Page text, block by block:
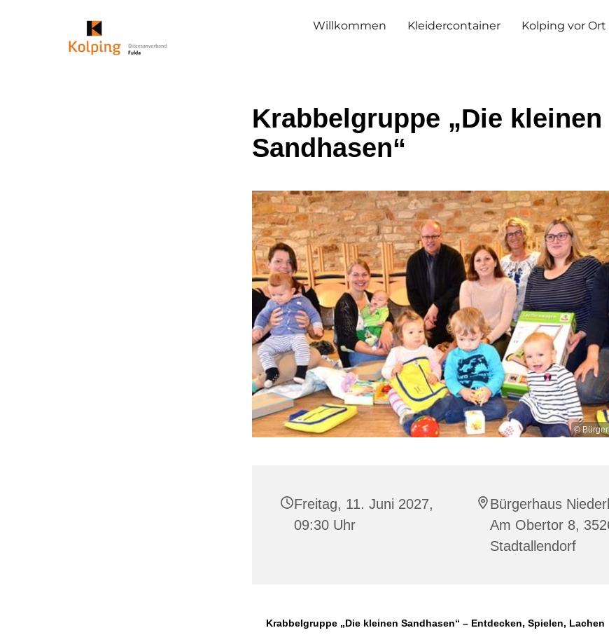
Willkommen Kleidercontainer Kolping vor Ort
Krabbelgruppe „Die kleinen
Sandhasen“
©
Freitag, 11. Juni 2027,
09:30 Uhr
Bürgerhaus
Am Obertor 8,
Stadtallendorf
Krabbelgruppe „Die kleinen Sandhasen“ – Entdecken, Spielen, Lachen